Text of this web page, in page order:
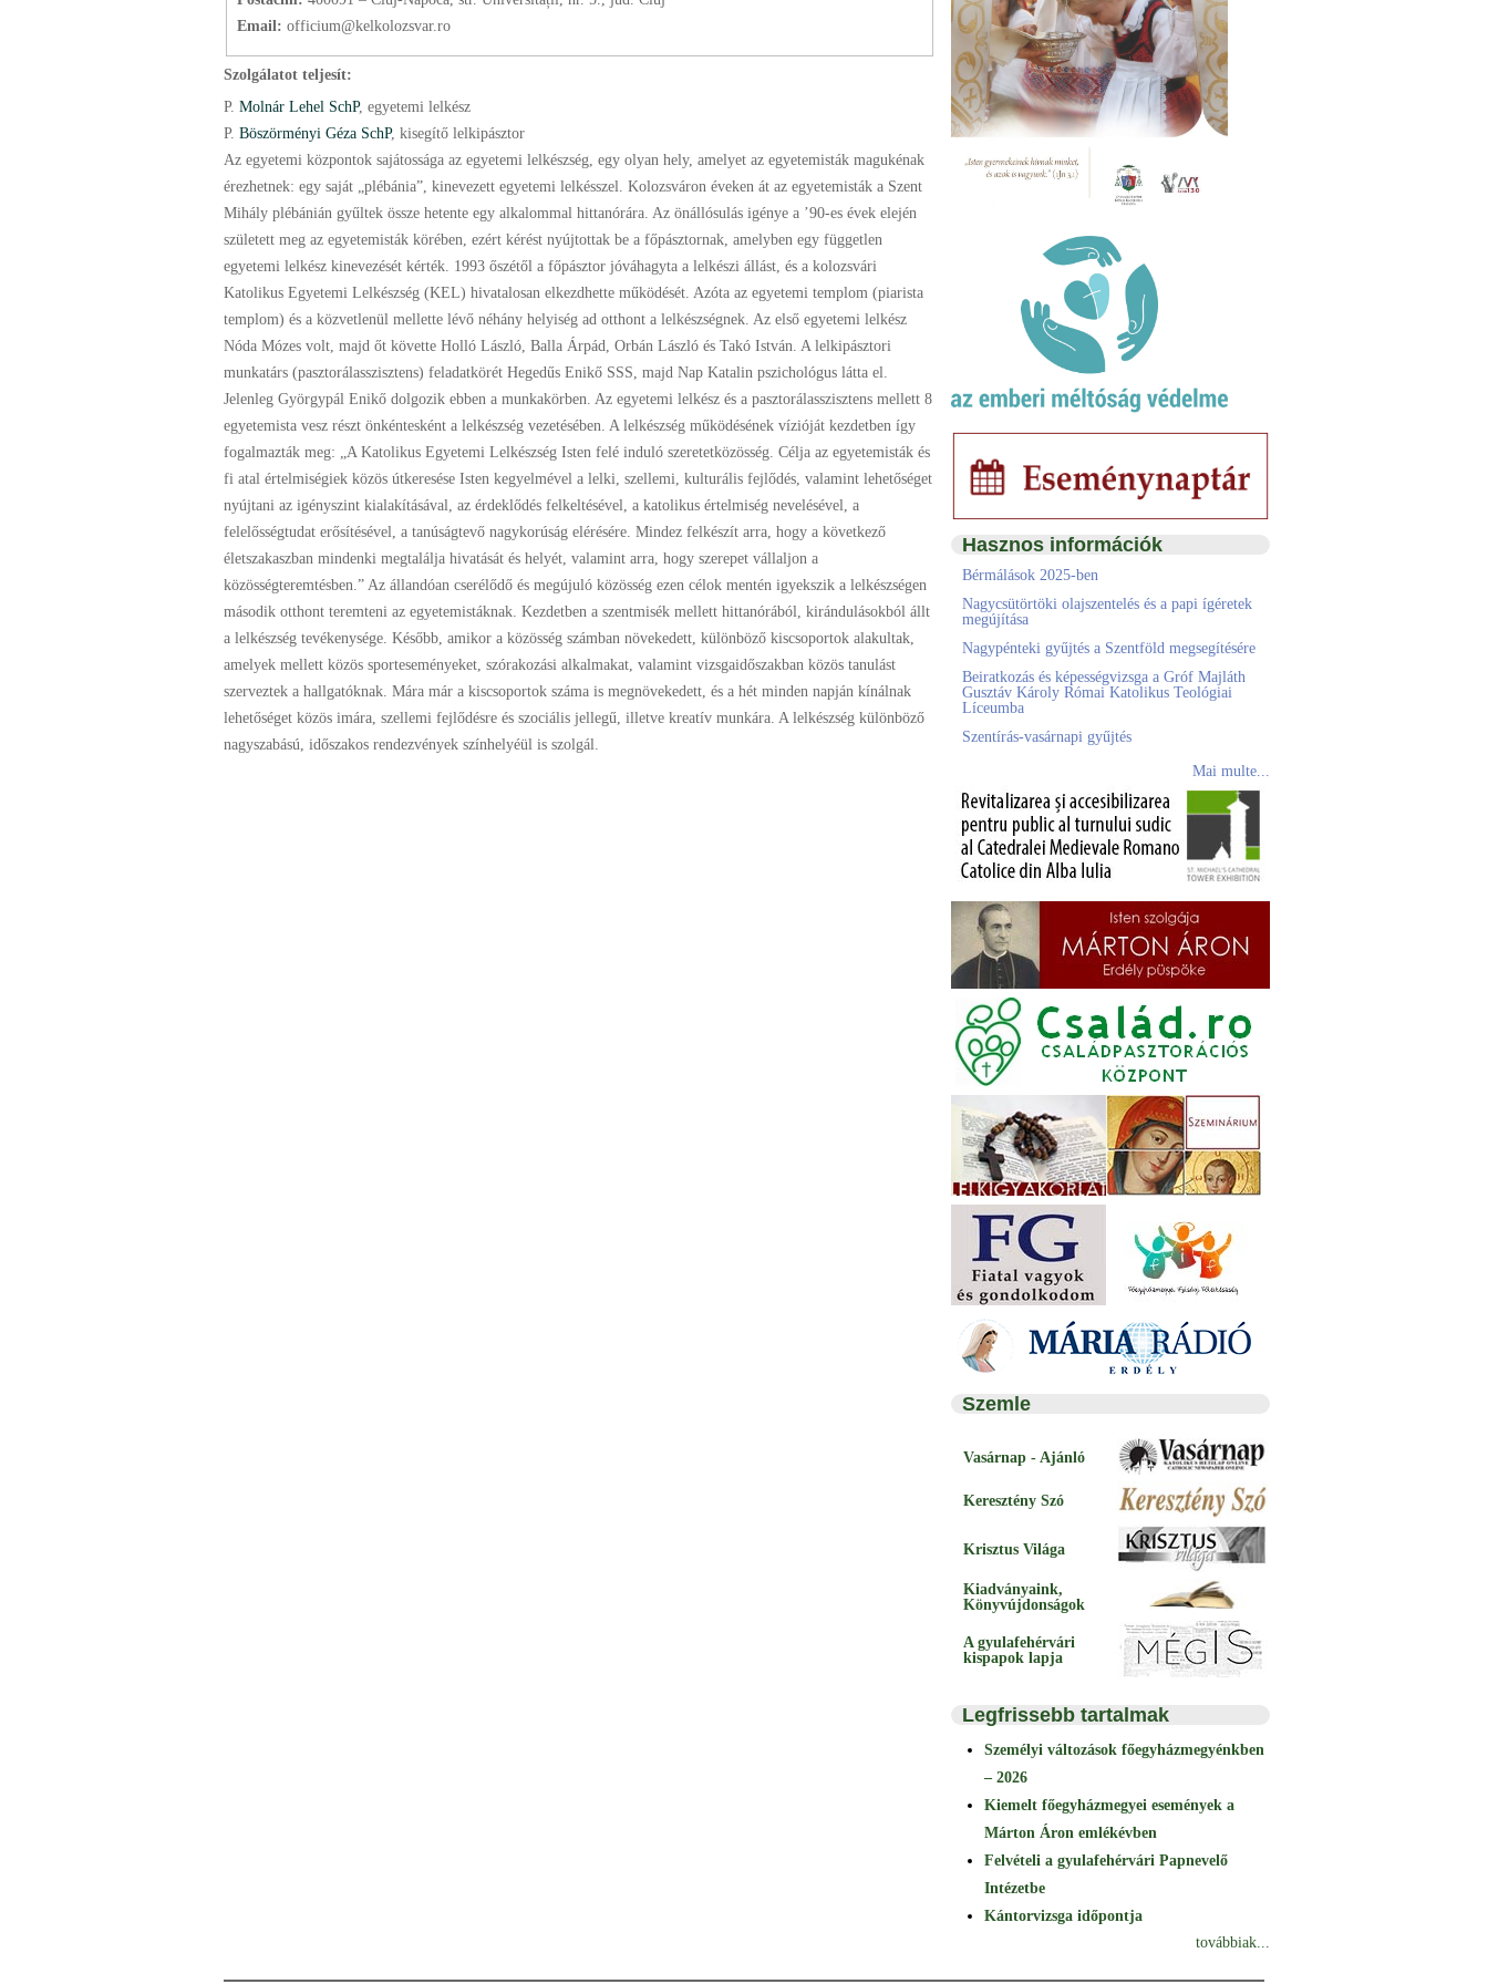
Email: officium@kelkolozsvar.ro
Szolgálatot teljesít:
P. Molnár Lehel SchP, egyetemi lelkész
P. Böszörményi Géza SchP, kisegítő lelkipásztor
Az egyetemi központok sajátossága az egyetemi lelkészség, egy olyan hely, amelyet az egyetemisták magukénak
érezhetnek: egy saját „plébánia”, kinevezett egyetemi lelkésszel. Kolozsváron éveken át az egyetemisták a Szent
Mihály plébánián gyűltek össze hetente egy alkalommal hittanórára. Az önállósulás igénye a ’90-es évek elején
született meg az egyetemisták körében, ezért kérést nyújtottak be a főpásztornak, amelyben egy független
egyetemi lelkész kinevezését kérték. 1993 őszétől a főpásztor jóváhagyta a lelkészi állást, és a kolozsvári
Katolikus Egyetemi Lelkészség (KEL) hivatalosan elkezdhette működését. Azóta az egyetemi templom (piarista
templom) és a közvetlenül mellette lévő néhány helyiség ad otthont a lelkészségnek. Az első egyetemi lelkész
Nóda Mózes volt, majd őt követte Holló László, Balla Árpád, Orbán László és Takó István. A lelkipásztori
munkatárs (pasztorálasszisztens) feladatkörét Hegedűs Enikő SSS, majd Nap Katalin pszichológus látta el.
Jelenleg Györgypál Enikő dolgozik ebben a munkakörben. Az egyetemi lelkész és a pasztorálasszisztens mellett 8
egyetemista vesz részt önkéntesként a lelkészség vezetésében. A lelkészség működésének vízióját kezdetben így
fogalmazták meg: „A Katolikus Egyetemi Lelkészség Isten felé induló szeretetközösség. Célja az egyetemisták és
fi atal értelmiségiek közös útkeresése Isten kegyelmével a lelki, szellemi, kulturális fejlődés, valamint lehetőséget
nyújtani az igényszint kialakításával, az érdeklődés felkeltésével, a katolikus értelmiség nevelésével, a
felelősségtudat erősítésével, a tanúságtevő nagykorúság elérésére. Mindez felkészít arra, hogy a következő
életszakaszban mindenki megtalálja hivatását és helyét, valamint arra, hogy szerepet vállaljon a
közösségteremtésben.” Az állandóan cserélődő és megújuló közösség ezen célok mentén igyekszik a lelkészségen
második otthont teremteni az egyetemistáknak. Kezdetben a szentmisék mellett hittanórából, kirándulásokból állt
a lelkészség tevékenysége. Később, amikor a közösség számban növekedett, különböző kiscsoportok alakultak,
amelyek mellett közös sporteseményeket, szórakozási alkalmakat, valamint vizsgaidőszakban közös tanulást
szerveztek a hallgatóknak. Mára már a kiscsoportok száma is megnövekedett, és a hét minden napján kínálnak
lehetőséget közös imára, szellemi fejlődésre és szociális jellegű, illetve kreatív munkára. A lelkészség különböző
nagyszabású, időszakos rendezvények színhelyéül is szolgál.
Hasznos információk
Bérmálások 2025-ben
Nagycsütörtöki olajszentelés és a papi ígéretek
megújítása
Nagypénteki gyűjtés a Szentföld megsegítésére
Beiratkozás és képességvizsga a Gróf Majláth
Gusztáv Károly Római Katolikus Teológiai
Líceumba
Szentírás-vasárnapi gyűjtés
Mai multe...
Szemle
Vasárnap - Ajánló
Keresztény Szó
Krisztus Világa
Kiadványaink,
Könyvújdonságok
A gyulafehérvári
kispapok lapja
Legfrissebb tartalmak
Személyi változások főegyházmegyénkben
– 2026
Kiemelt főegyházmegyei események a
Márton Áron emlékévben
Felvételi a gyulafehérvári Papnevelő
Intézetbe
Kántorvizsga időpontja
továbbiak...